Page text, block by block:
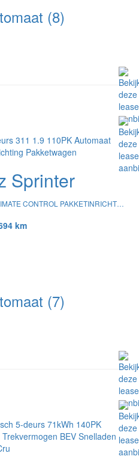
(8)
Sprinter
311 1.9 110PK AUTOMAAT L3H2 CLIMATE CONTROL PAKKETINRICHTING PAKKETWAGEN
km
(7)